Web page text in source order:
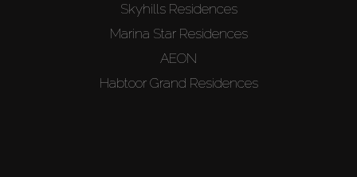
Skyhills Residences
Marina Star Residences
AEON
Habtoor Grand Residences